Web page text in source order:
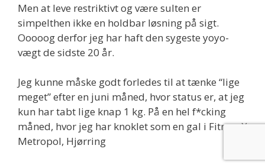
Men at leve restriktivt og være sulten er
simpelthen ikke en holdbar løsning på sigt.
Ooooog derfor jeg har haft den sygeste yoyo-
vægt de sidste 20 år.
Jeg kunne måske godt forledes til at tænke “lige
meget” efter en juni måned, hvor status er, at jeg
kun har tabt lige knap 1 kg. På en hel f*cking
måned, hvor jeg har knoklet som en gal i FitnessX
Metropol, Hjørring